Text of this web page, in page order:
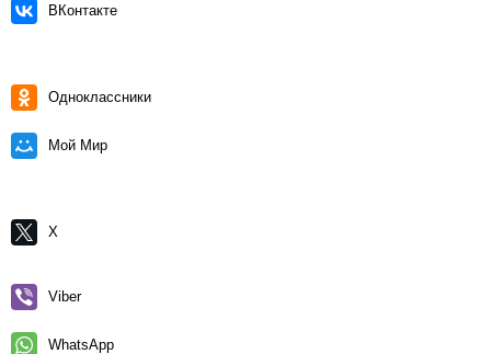
ВКонтакте
Одноклассники
Мой Мир
X
Viber
WhatsApp